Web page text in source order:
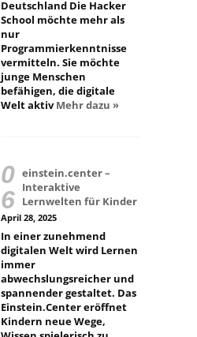
Deutschland Die Hacker
School möchte mehr als
nur
Programmierkenntnisse
vermitteln. Sie möchte
junge Menschen
befähigen, die digitale
Welt aktivMehr dazu »
einstein.center –
Interaktive
Lernwelten für Kinder
April 28, 2025
In einer zunehmend
digitalen Welt wird Lernen
immer
abwechslungsreicher und
spannender gestaltet. Das
Einstein.Center eröffnet
Kindern neue Wege,